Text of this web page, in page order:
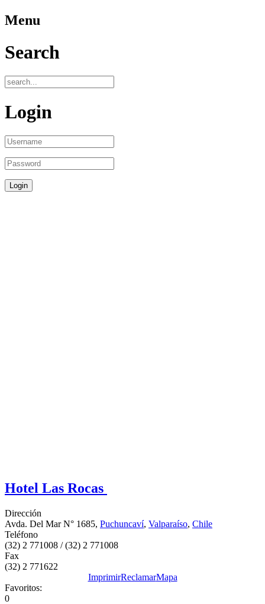
Menu
Search
Login
Hotel Las Rocas
Dirección
Avda. Del Mar N° 1685, Puchuncaví, Valparaíso, Chile
Teléfono
(32) 2 771008 / (32) 2 771008
Fax
(32) 2 771622
ImprimirReclamarMapa
Favoritos:
0